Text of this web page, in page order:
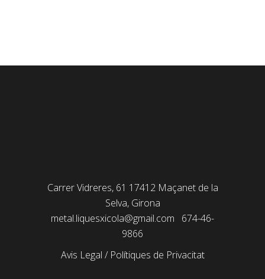
Carrer Vidreres, 61 17412 Maçanet de la
Selva, Girona
metal.liquesxicola@gmail.com
674-46-
9866
Avis Legal / Polítiques de Privacitat